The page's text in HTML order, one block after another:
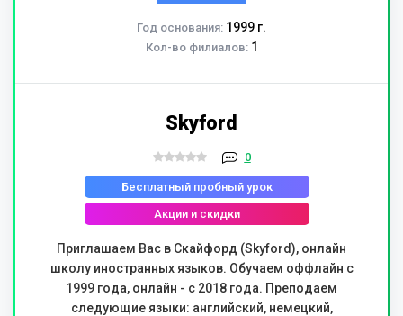
Год основания: 1999 г.
Кол-во филиалов:1
Skyford
0
Бесплатный пробный урок
Акции и скидки
Приглашаем Вас в Скайфорд (Skyford), онлайн
школу иностранных языков. Обучаем оффлайн с
1999 года, онлайн - с 2018 года. Преподаем
следующие языки: английский, немецкий,